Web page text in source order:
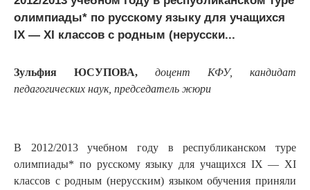
олимпиады* по русскому языку для учащихся
IX — XI классов с родным (нерусски...
Зульфия ЮСУПОВА, доцент КФУ, кандидат
педагогических наук, председатель жюри
В 2012/2013 учебном году в республиканском туре
олимпиады* по русскому языку для учащихся IX — XI
классов с родным (нерусским) языком обучения приняли